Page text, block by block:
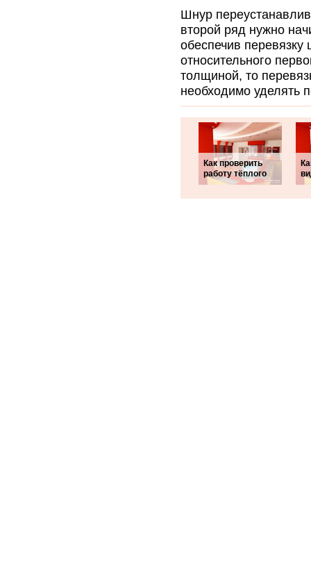
Шнур
второй ряд нужно
обеспечив
относительного
толщиной, то
необходимо уделять
Как проверить
работу тёплого